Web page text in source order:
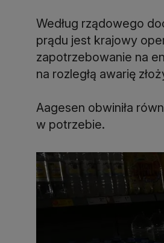
Według rządowego
prądu jest krajowy
zapotrzebowanie na
na rozległą awarię
Aagesen obwiniła
w potrzebie.